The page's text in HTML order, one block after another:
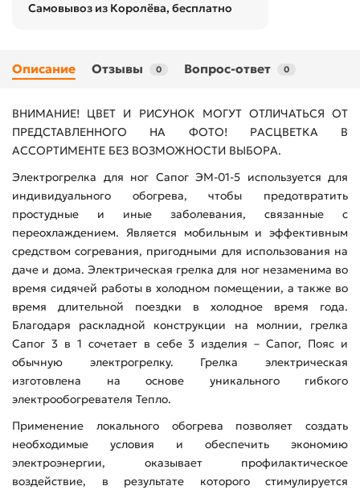
Самовывоз из Королёва, бесплатно
Описание Отзывы 0 Вопрос-ответ 0
ВНИМАНИЕ! ЦВЕТ И РИСУНОК МОГУТ ОТЛИЧАТЬСЯ ОТ
ПРЕДСТАВЛЕННОГО НА ФОТО! РАСЦВЕТКА В
АССОРТИМЕНТЕ БЕЗ ВОЗМОЖНОСТИ ВЫБОРА.
Электрогрелка для ног Сапог ЭМ-01-5 используется для
индивидуального обогрева, чтобы предотвратить
простудные и иные заболевания, связанные с
переохлаждением. Является мобильным и эффективным
средством согревания, пригодными для использования на
даче и дома. Электрическая грелка для ног незаменима во
время сидячей работы в холодном помещении, а также во
время длительной поездки в холодное время года.
Благодаря раскладной конструкции на молнии, грелка
Сапог 3 в 1 сочетает в себе 3 изделия – Сапог, Пояс и
обычную электрогрелку. Грелка электрическая
изготовлена на основе уникального гибкого
электрообогревателя Тепло.
Применение локального обогрева позволяет создать
необходимые условия и обеспечить экономию
электроэнергии, оказывает профилактическое
воздействие, в результате которого стимулируется